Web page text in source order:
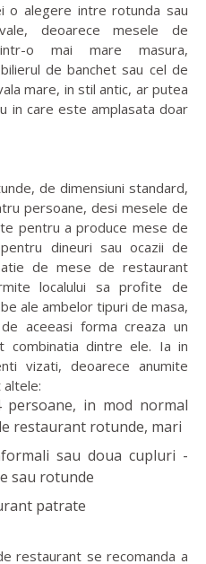
o alegere intre rotunda sau
deoarece mesele de
o mai mare masura,
de banchet sau cel de
mare, in stil antic, ar putea
in care este amplasata doar
de dimensiuni standard,
persoane, desi mesele de
pentru a produce mese de
dineuri sau ocazii de
de mese de restaurant
localului sa profite de
ale ambelor tipuri de masa,
aceeasi forma creaza un
combinatia dintre ele. Ia in
vizati, deoarece anumite
in mod normal
restaurant rotunde, mari
sau doua cupluri -
sau rotunde
patrate
restaurant se recomanda a